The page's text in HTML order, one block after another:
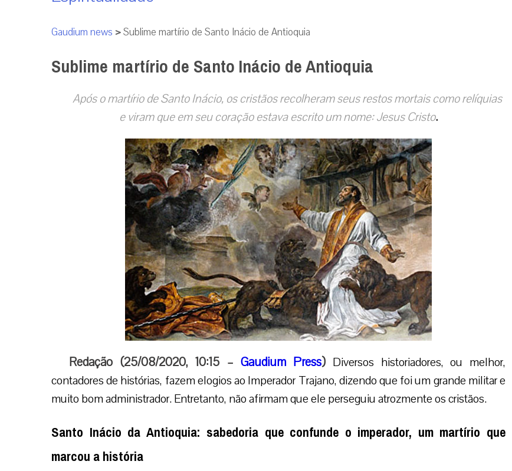
Gaudium news >Sublime martírio de Santo Inácio de Antioquia
Sublime martírio de Santo Inácio de Antioquia
Após o martírio de Santo Inácio, os cristãos recolheram seus restos mortais como relíquias
e viram que em seu coração estava escrito um nome: Jesus Cristo.
Redação (25/08/2020, 10:15 – Gaudium Press) Diversos historiadores, ou melhor,
contadores de histórias, fazem elogios ao Imperador Trajano, dizendo que foi um grande militar e
muito bom administrador. Entretanto, não afirmam que ele perseguiu atrozmente os cristãos.
Santo Inácio da Antioquia: sabedoria que confunde o imperador, um martírio que
marcou a história